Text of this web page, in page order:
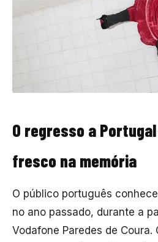
O regresso a
fresco na memória
O público português
no ano passado, durante a
Vodafone Paredes de Coura.